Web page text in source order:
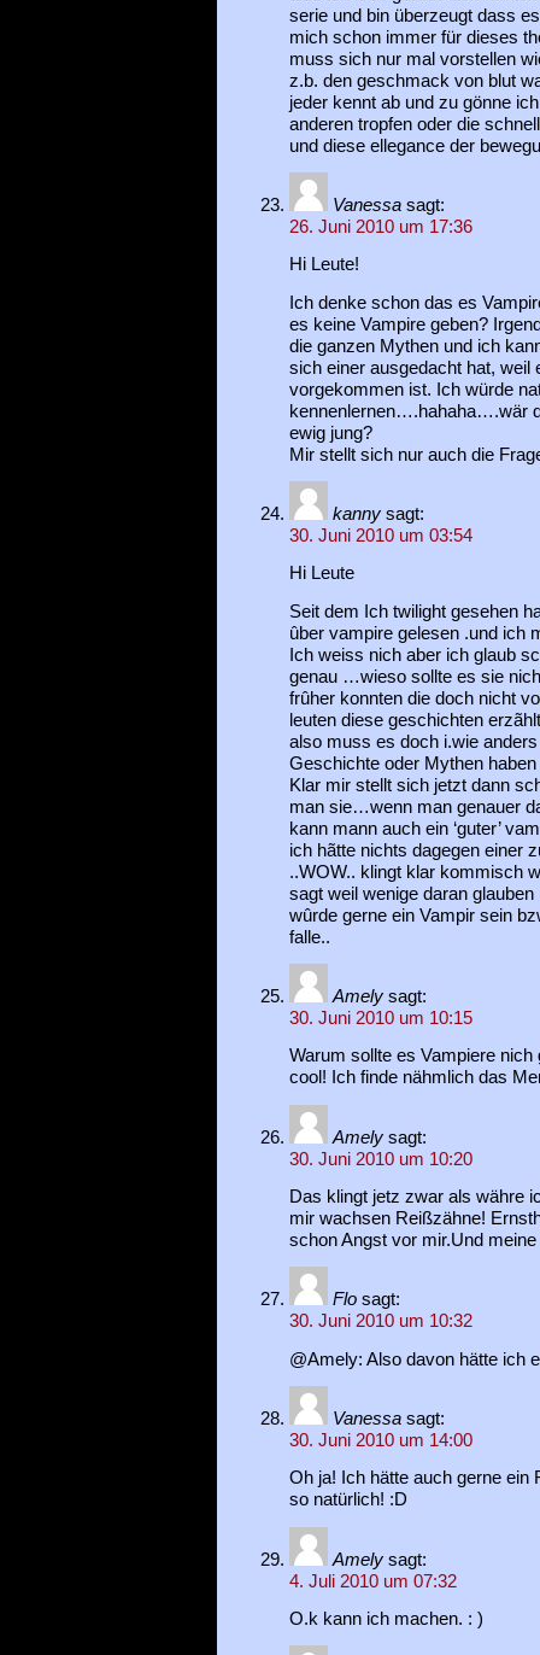
serie und bin überzeugt dass
mich schon immer für dieses
muss sich nur mal vorstellen
z.b. den geschmack von blut
jeder kennt ab und zu gönne
anderen tropfen oder die
und diese ellegance der
Vanessa sagt:
26. Juni 2010 um 17:36
Hi Leute!
Ich denke schon das es
es keine Vampire geben?
die ganzen Mythen und ich
sich einer ausgedacht hat, weil
vorgekommen ist. Ich würde
kennenlernen….hahaha….wär
ewig jung?
Mir stellt sich nur auch die
kanny sagt:
30. Juni 2010 um 03:54
Hi Leute
Seit dem Ich twilight gesehen
ûber vampire gelesen .und ich
Ich weiss nich aber ich glaub
genau …wieso sollte es sie
frûher konnten die doch nicht
leuten diese geschichten
also muss es doch i.wie
Geschichte oder Mythen
Klar mir stellt sich jetzt dann
man sie…wenn man genauer
kann mann auch ein ‘guter’
ich hãtte nichts dagegen einer
..WOW.. klingt klar kommisch
sagt weil wenige daran
wûrde gerne ein Vampir sein
falle..
Amely sagt:
30. Juni 2010 um 10:15
Warum sollte es Vampiere
cool! Ich finde nähmlich das
Amely sagt:
30. Juni 2010 um 10:20
Das klingt jetz zwar als währe
mir wachsen Reißzähne!
schon Angst vor mir.Und
Flo sagt:
30. Juni 2010 um 10:32
@Amely: Also davon hätte ich
Vanessa sagt:
30. Juni 2010 um 14:00
Oh ja! Ich hätte auch gerne ein
so natürlich! :D
Amely sagt:
4. Juli 2010 um 07:32
O.k kann ich machen. : )